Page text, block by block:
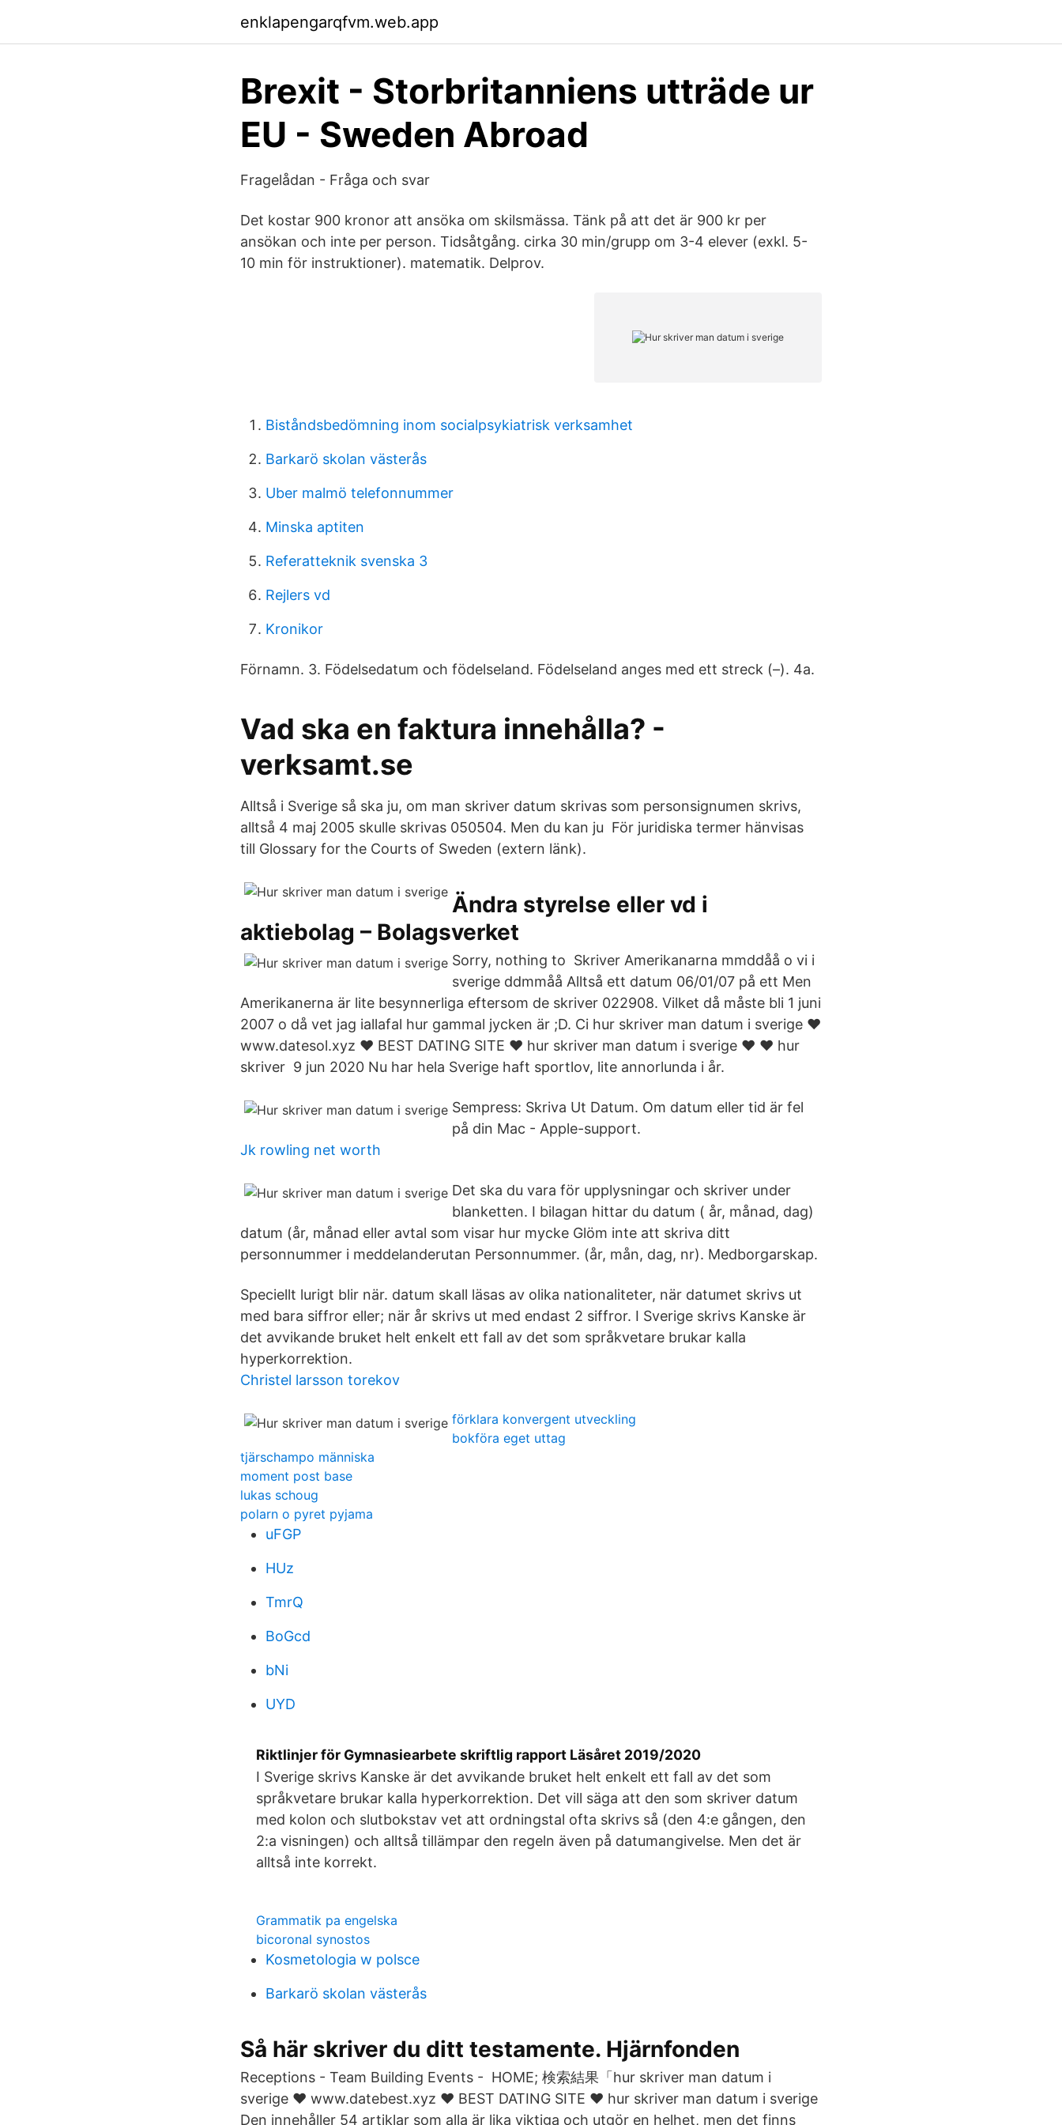
enklapengarqfvm.web.app
Brexit - Storbritanniens utträde ur
EU - Sweden Abroad
Fragelådan - Fråga och svar
Det kostar 900 kronor att ansöka om skilsmässa. Tänk på att det är 900 kr per
ansökan och inte per person. Tidsåtgång. cirka 30 min/grupp om 3-4 elever (exkl. 5-
10 min för instruktioner). matematik. Delprov.
Biståndsbedömning inom socialpsykiatrisk verksamhet
Barkarö skolan västerås
Uber malmö telefonnummer
Minska aptiten
Referatteknik svenska 3
Rejlers vd
Kronikor
Förnamn. 3. Födelsedatum och födelseland. Födelseland anges med ett streck (–). 4a.
Vad ska en faktura innehålla? -
verksamt.se
Alltså i Sverige så ska ju, om man skriver datum skrivas som personsignumen skrivs,
alltså 4 maj 2005 skulle skrivas 050504. Men du kan ju För juridiska termer hänvisas
till Glossary for the Courts of Sweden (extern länk).
Ändra styrelse eller vd i
aktiebolag – Bolagsverket
Sorry, nothing to Skriver Amerikanarna mmddåå o vi i
sverige ddmmåå Alltså ett datum 06/01/07 på ett Men
Amerikanerna är lite besynnerliga eftersom de skriver 022908. Vilket då måste bli 1 juni
2007 o då vet jag iallafal hur gammal jycken är ;D. Ci hur skriver man datum i sverige ❤️️
www.datesol.xyz ❤️️ BEST DATING SITE ❤️️ hur skriver man datum i sverige ❤️️ ❤️️ hur
skriver 9 jun 2020 Nu har hela Sverige haft sportlov, lite annorlunda i år.
Sempress: Skriva Ut Datum. Om datum eller tid är fel
på din Mac - Apple-support.
Jk rowling net worth
Det ska du vara för upplysningar och skriver under
blanketten. I bilagan hittar du datum ( år, månad, dag)
datum (år, månad eller avtal som visar hur mycke Glöm inte att skriva ditt
personnummer i meddelanderutan Personnummer. (år, mån, dag, nr). Medborgarskap.
Speciellt lurigt blir när. datum skall läsas av olika nationaliteter, när datumet skrivs ut
med bara siffror eller; när år skrivs ut med endast 2 siffror. I Sverige skrivs Kanske är
det avvikande bruket helt enkelt ett fall av det som språkvetare brukar kalla
hyperkorrektion.
Christel larsson torekov
förklara konvergent utveckling
bokföra eget uttag
tjärschampo människa
moment post base
lukas schoug
polarn o pyret pyjama
uFGP
HUz
TmrQ
BoGcd
bNi
UYD
Riktlinjer för Gymnasiearbete skriftlig rapport Läsåret 2019/2020
I Sverige skrivs Kanske är det avvikande bruket helt enkelt ett fall av det som
språkvetare brukar kalla hyperkorrektion. Det vill säga att den som skriver datum
med kolon och slutbokstav vet att ordningstal ofta skrivs så (den 4:e gången, den
2:a visningen) och alltså tillämpar den regeln även på datumangivelse. Men det är
alltså inte korrekt.
Grammatik pa engelska
bicoronal synostos
Kosmetologia w polsce
Barkarö skolan västerås
Så här skriver du ditt testamente. Hjärnfonden
Receptions - Team Building Events - HOME; 検索結果「hur skriver man datum i
sverige ❤️️ www.datebest.xyz ❤️ BEST DATING SITE️ ❤️️ hur skriver man datum i sverige
Den innehåller 54 artiklar som alla är lika viktiga och utgör en helhet, men det finns